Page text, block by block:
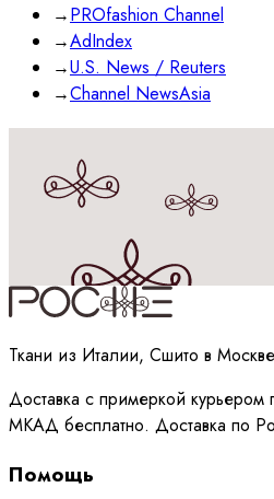
→PROfashion Channel
→AdIndex
→U.S. News / Reuters
→Channel NewsAsia
Принимаюполитику
Ткани из Италии, Сшито в Москве
Доставка с примеркой
МКАД бесплатно. Доставка по
Помощь